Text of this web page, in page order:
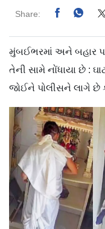
Share:
મુંબઈભરમાં અને બહાર
તેની સામે નોંધાયા છે :
જોઈને પોલીસને લાગે